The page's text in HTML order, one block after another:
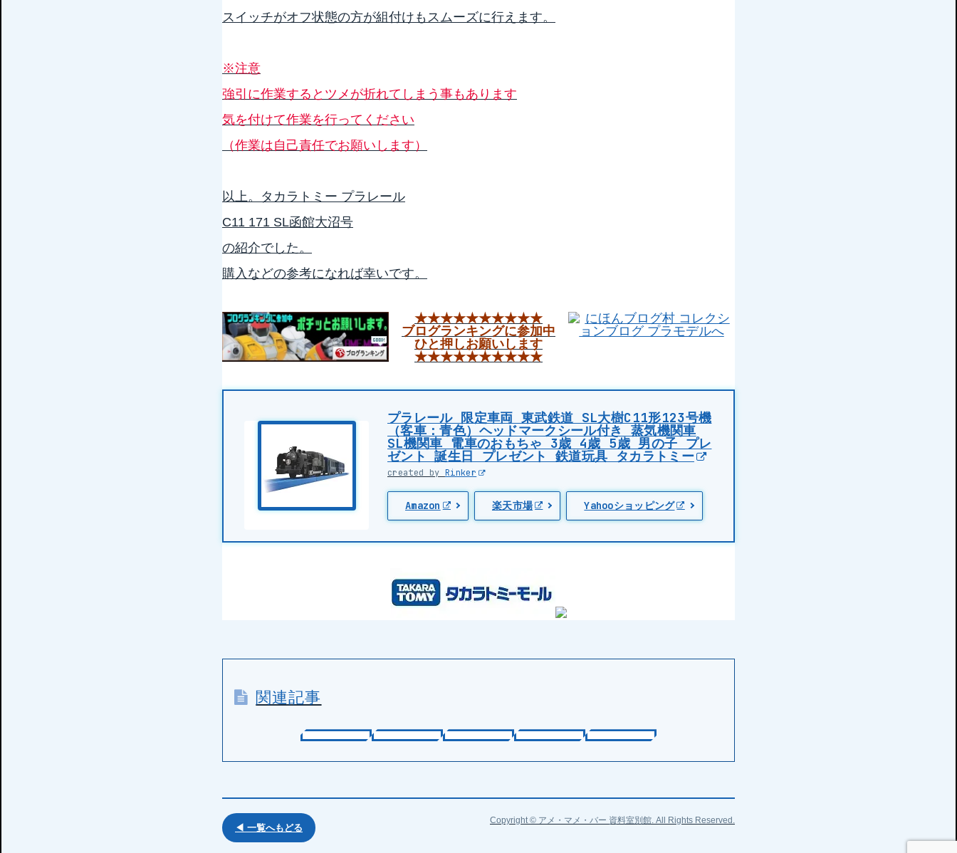
スイッチがオフ状態の方が組付けもスムーズに行えます。
※注意
強引に作業するとツメが折れてしまう事もあります
気を付けて作業を行ってください
（作業は自己責任でお願いします）
以上。タカラトミー プラレール
C11 171 SL函館大沼号
の紹介でした。
購入などの参考になれば幸いです。
★★★★★★★★★★
ブログランキングに参加中
ひと押しお願いします
★★★★★★★★★★
プラレール 限定車両 東武鉄道 SL大樹C11形123号機
（客車：青色）ヘッドマークシール付き 蒸気機関車
SL機関車 電車のおもちゃ 3歳 4歳 5歳 男の子 プレ
ゼント 誕生日 プレゼント 鉄道玩具 タカラトミー
created by Rinker
Amazon 楽天市場 Yahooショッピング
関連記事
◀ 一覧へもどる
Copyright © アメ・マメ・バー 資料室別館. All Rights Reserved.